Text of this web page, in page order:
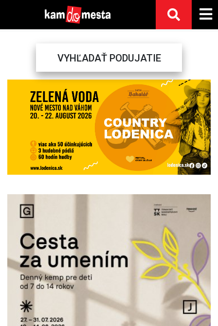
VYHĽADAŤ PODUJATIE
Next